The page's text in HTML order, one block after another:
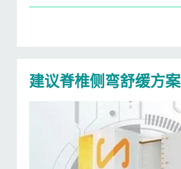
建议脊椎侧弯​舒缓方案